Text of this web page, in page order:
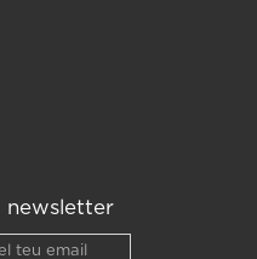
newsletter